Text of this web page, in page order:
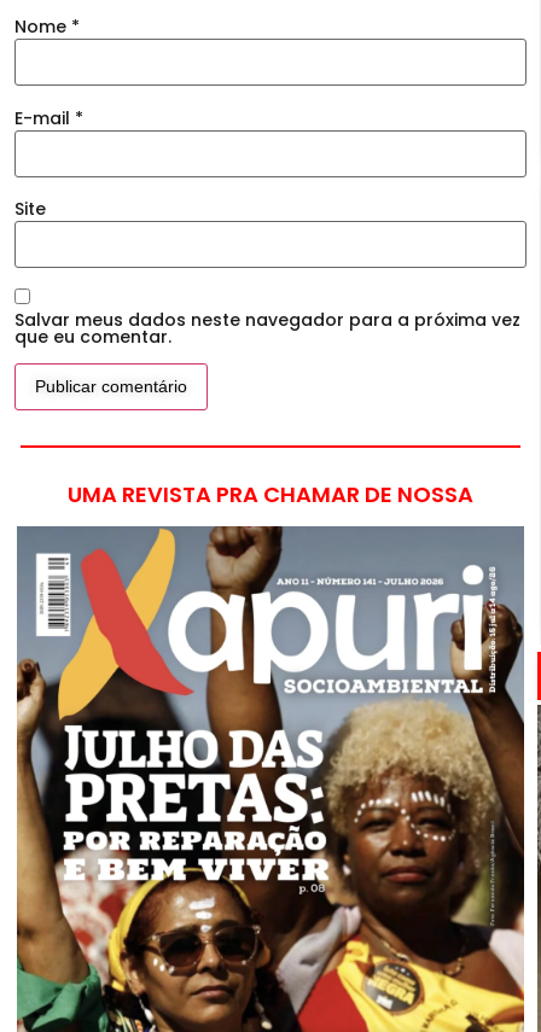
Nome *
E-mail *
Site
Salvar meus dados neste navegador para a próxima vez
que eu comentar.
UMA REVISTA PRA CHAMAR DE NOSSA